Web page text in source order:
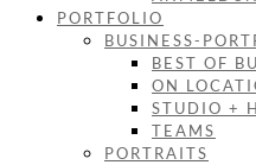
PORTFOLIO
BUSINESS-
BEST OF
ON
STUDIO +
TEAMS
PORTRAITS